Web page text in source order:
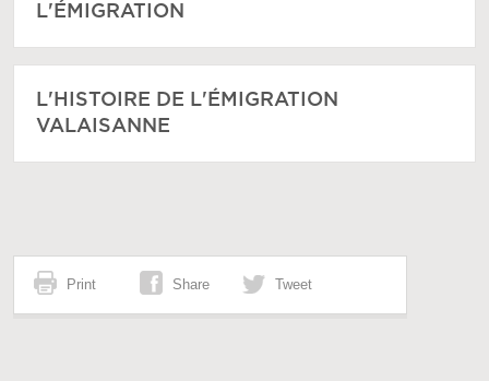
L'ÉMIGRATION
L'HISTOIRE DE L'ÉMIGRATION
VALAISANNE
Print Share Tweet